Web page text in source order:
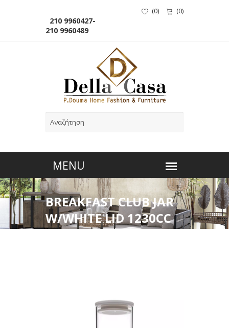
210 9960427-
210 9960489
(0) (0)
BREAKFAST CLUB JAR
W/WHITE LID 1230CC
H: 23,4 P/384 GB2.OB8